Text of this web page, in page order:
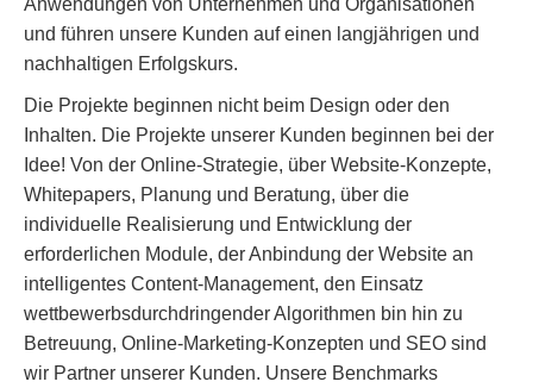
Anwendungen von Unternehmen und Organisationen
und führen unsere Kunden auf einen langjährigen und
nachhaltigen Erfolgskurs.
Die Projekte beginnen nicht beim Design oder den
Inhalten. Die Projekte unserer Kunden beginnen bei der
Idee! Von der Online-Strategie, über Website-Konzepte,
Whitepapers, Planung und Beratung, über die
individuelle Realisierung und Entwicklung der
erforderlichen Module, der Anbindung der Website an
intelligentes Content-Management, den Einsatz
wettbewerbsdurchdringender Algorithmen bin hin zu
Betreuung, Online-Marketing-Konzepten und SEO sind
wir Partner unserer Kunden. Unsere Benchmarks